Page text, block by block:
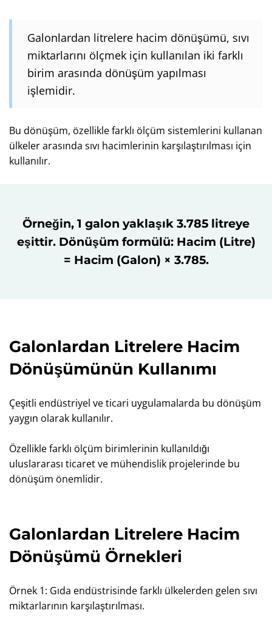
Galonlardan litrelere hacim dönüşümü, sıvı
miktarlarını ölçmek için kullanılan iki farklı
birim arasında dönüşüm yapılması
işlemidir.
Bu dönüşüm, özellikle farklı ölçüm sistemlerini kullanan
ülkeler arasında sıvı hacimlerinin karşılaştırılması için
kullanılır.
Örneğin, 1 galon yaklaşık 3.785 litreye
eşittir. Dönüşüm formülü: Hacim (Litre)
= Hacim (Galon) × 3.785.
Galonlardan Litrelere Hacim
Dönüşümünün Kullanımı
Çeşitli endüstriyel ve ticari uygulamalarda bu dönüşüm
yaygın olarak kullanılır.
Özellikle farklı ölçüm birimlerinin kullanıldığı
uluslararası ticaret ve mühendislik projelerinde bu
dönüşüm önemlidir.
Galonlardan Litrelere Hacim
Dönüşümü Örnekleri
Örnek 1: Gıda endüstrisinde farklı ülkelerden gelen sıvı
miktarlarının karşılaştırılması.